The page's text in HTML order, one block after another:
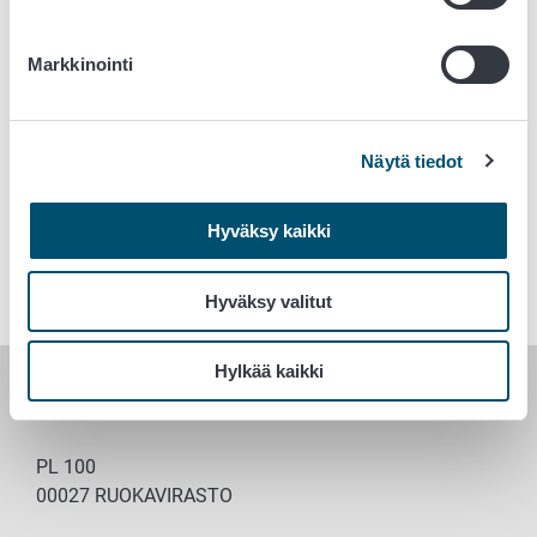
Markkinointi
Näytä tiedot
Hyväksy kaikki
Hyväksy valitut
Hylkää kaikki
Elintarvikeala
PL 100
00027 RUOKAVIRASTO